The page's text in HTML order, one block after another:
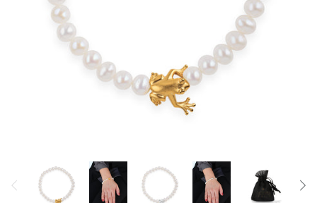
Ohrschmuck
Raritäten
Stein & Perlketten